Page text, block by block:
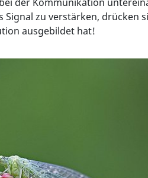
zu verstärken, drücken
ausgebildet hat!